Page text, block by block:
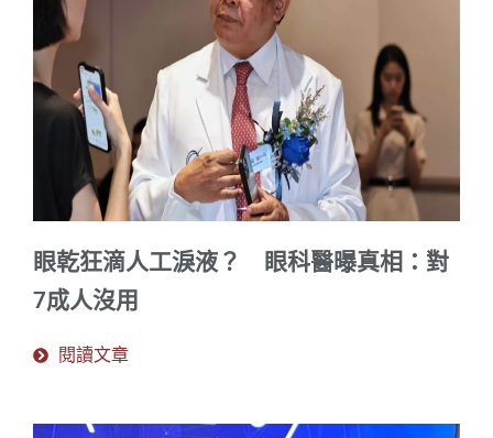
眼乾狂滴人工淚液？ 眼科醫曝真相：對
7成人沒用
閱讀文章